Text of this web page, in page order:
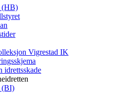
(HB)
Vigrestad IK
idrettsskade
(BI)